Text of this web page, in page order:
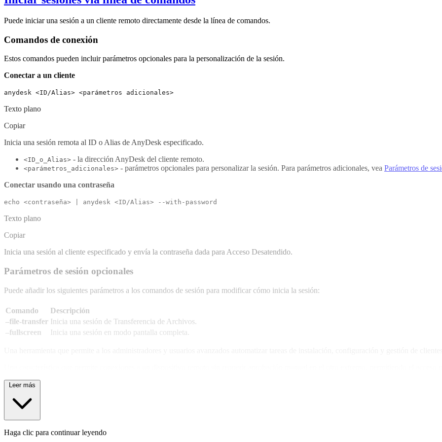
Puede iniciar una sesión a un cliente remoto directamente desde la línea de comandos.
Comandos de conexión
Estos comandos pueden incluir parámetros opcionales para la personalización de la sesión.
Conectar a un cliente
anydesk <ID/Alias> <parámetros adicionales>
Texto plano
Copiar
Inicia una sesión remota al ID o Alias de AnyDesk especificado.
<ID_o_Alias> - la dirección AnyDesk del cliente remoto.
<parámetros_adicionales> - parámetros opcionales para personalizar la sesión. Para parámetros adicionales, vea Parámetros de
Conectar usando una contraseña
echo <contraseña> | anydesk <ID/Alias> --with-password
Texto plano
Copiar
Inicia una sesión al cliente especificado y envía la contraseña dada para Acceso Desatendido.
Parámetros de sesión opcionales
Puede añadir los siguientes parámetros a los comandos de sesión para modificar cómo inicia la sesión:
Comando
Descripción
–file-transfer Inicia una sesión de Transferencia de Archivos.
–fullscreen
Inicia una sesión en modo pantalla completa.
Leer más
Haga clic para continuar leyendo